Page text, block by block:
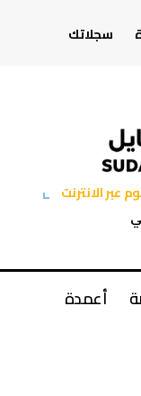
سجلاتك
الانترنت
أعمدة